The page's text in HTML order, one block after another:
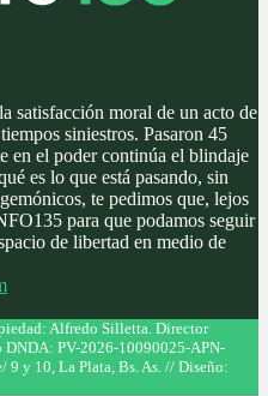
satisfacción moral de un acto de
siniestros. Pasaron 45
en el poder continúa el blindaje
es lo que está pasando, sin
te pedimos que, lejos
para que podamos seguir
de libertad en medio de
Alfredo Silletta. Director
PV-2026-10090025-APN-
y 10, La Plata, Bs. As. // Diseño: